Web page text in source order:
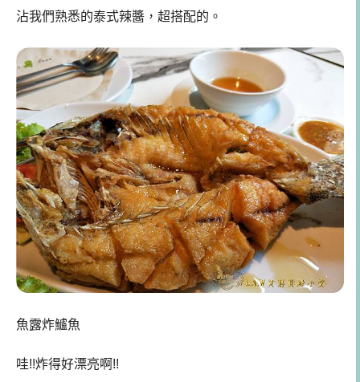
沾我們熟悉的泰式辣醬，超搭配的。
魚露炸鱸魚
哇!!炸得好漂亮啊!!